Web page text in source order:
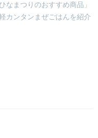
なまつりのおすすめ商品」
カンタンまぜごはんを紹介